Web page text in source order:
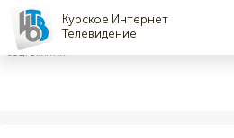
Курское Интернет
Телевидение
СОЦРЕКЛАМА